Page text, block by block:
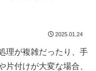
2025.01.24
理が複雑だったり、手
片付けが大変な場合、